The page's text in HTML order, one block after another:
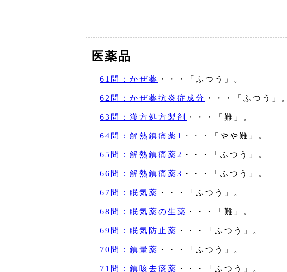
医薬品
61問：かぜ薬 ・・・「ふつう」。
62問：かぜ薬抗炎症成分 ・・・「ふつう」。
63問：漢方処方製剤 ・・・「難」。
64問：解熱鎮痛薬1 ・・・「やや難」。
65問：解熱鎮痛薬2 ・・・「ふつう」。
66問：解熱鎮痛薬3 ・・・「ふつう」。
67問：眠気薬 ・・・「ふつう」。
68問：眠気薬の生薬 ・・・「難」。
69問：眠気防止薬 ・・・「ふつう」。
70問：鎮暈薬 ・・・「ふつう」。
71問：鎮咳去痰薬 ・・・「ふつう」。